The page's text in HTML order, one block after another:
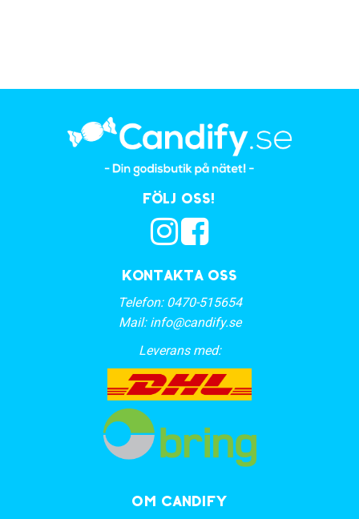
Kontakta oss
Telefon: 0470-515654
Mail: info@candify.se
Leverans med:
Följ oss!
OM CANDIFY